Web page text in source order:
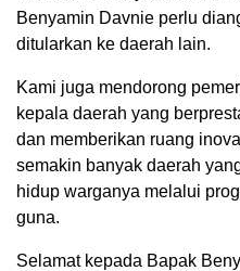
Benyamin Davnie perlu
ditularkan ke daerah lain.
Kami juga mendorong
kepala daerah yang
dan memberikan ruang
semakin banyak daerah
hidup warganya melalui
guna.
Selamat kepada Bapak